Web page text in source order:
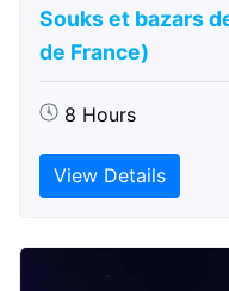
Souks et bazars
de France)
8 Hours
View Details